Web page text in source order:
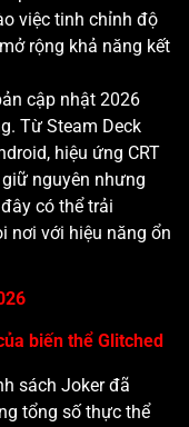
việc tinh chỉnh độ
rộng khả năng kết
cập nhật 2026
Từ Steam Deck
hiệu ứng CRT
nguyên nhưng
có thể trải
nơi với hiệu năng ổn
biến thể Glitched
sách Joker đã
tổng số thực thể